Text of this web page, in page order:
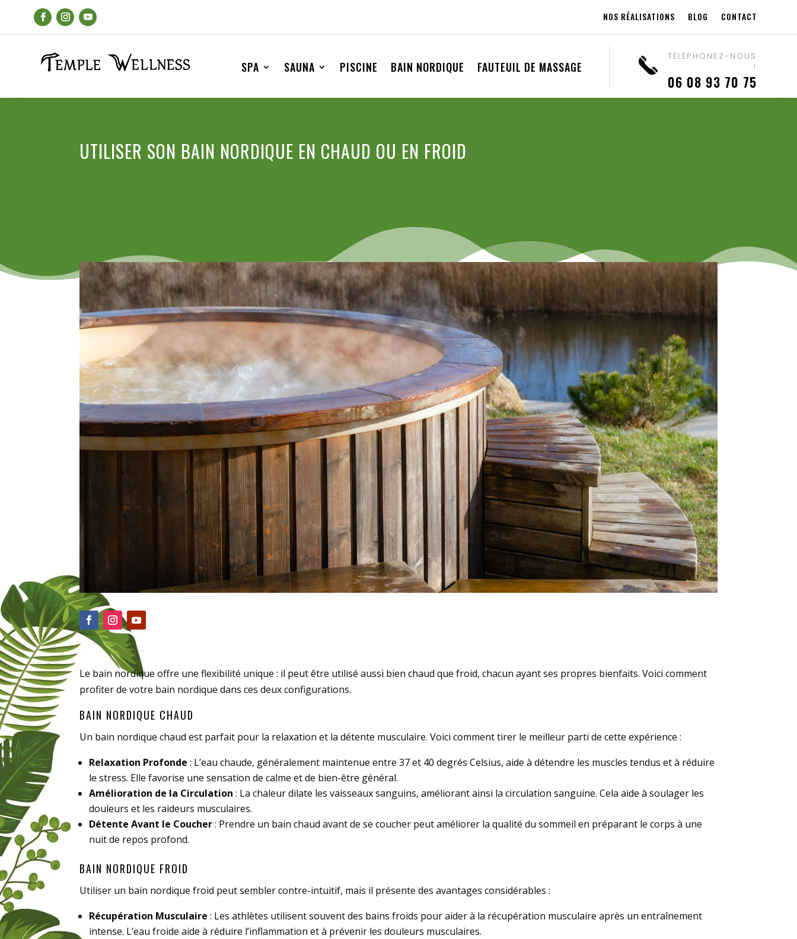
NOS RÉALISATIONS BLOG CONTACT
SPA SAUNA PISCINE BAIN NORDIQUE FAUTEUIL DE MASSAGE
TÉLÉPHONEZ-NOUS
!
06 08 93 70 75
UTILISER SON BAIN NORDIQUE EN CHAUD OU EN FROID
Le bain nordique offre une flexibilité unique : il peut être utilisé aussi bien chaud que froid, chacun ayant ses propres bienfaits. Voici comment
profiter de votre bain nordique dans ces deux configurations.
BAIN NORDIQUE CHAUD
Un bain nordique chaud est parfait pour la relaxation et la détente musculaire. Voici comment tirer le meilleur parti de cette expérience :
Relaxation Profonde : L’eau chaude, généralement maintenue entre 37 et 40 degrés Celsius, aide à détendre les muscles tendus et à réduire
le stress. Elle favorise une sensation de calme et de bien-être général.
Amélioration de la Circulation : La chaleur dilate les vaisseaux sanguins, améliorant ainsi la circulation sanguine. Cela aide à soulager les
douleurs et les raideurs musculaires.
Détente Avant le Coucher: Prendre un bain chaud avant de se coucher peut améliorer la qualité du sommeil en préparant le corps à une
nuit de repos profond.
BAIN NORDIQUE FROID
Utiliser un bain nordique froid peut sembler contre-intuitif, mais il présente des avantages considérables :
Récupération Musculaire : Les athlètes utilisent souvent des bains froids pour aider à la récupération musculaire après un entraînement
intense. L’eau froide aide à réduire l’inflammation et à prévenir les douleurs musculaires.